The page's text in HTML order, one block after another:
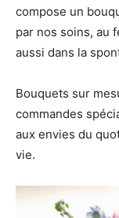
compose un
par nos soins, au
aussi dans la
Bouquets sur
commandes
aux envies du
vie.